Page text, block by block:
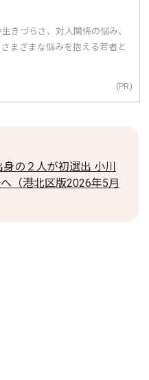
きづらさ、対人関係の悩み、
まざまな悩みを抱える若者と
(PR)
の２人が初選出 小川
（港北区版2026年5月